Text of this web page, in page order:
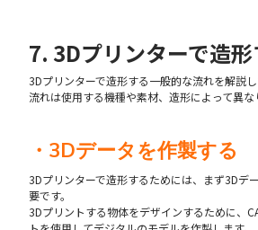
7. 3Dプリンターで造
3Dプリンターで造形する一般的な流れを解説し
流れは使用する機種や素材、造形によって異な
・3Dデータを作製する
3Dプリンターで造形するためには、まず3Dデ
要です。
3Dプリントする物体をデザインするために、